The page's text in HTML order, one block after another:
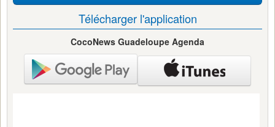
Télécharger l'application
CocoNews Guadeloupe Agenda